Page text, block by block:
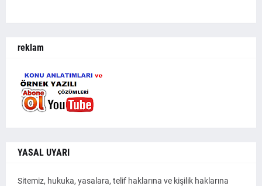
reklam
YASAL UYARI
Sitemiz, hukuka, yasalara, telif haklarına ve kişilik haklarına